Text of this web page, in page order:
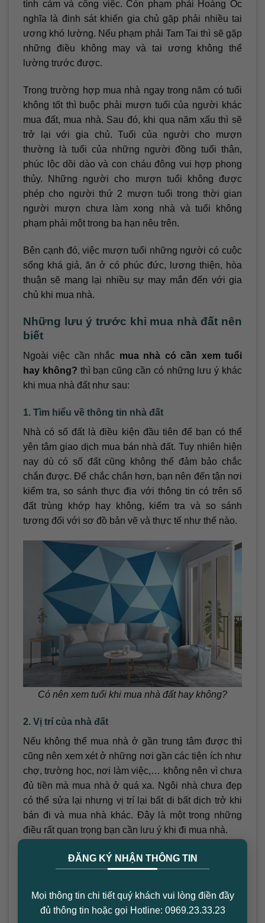
ĐĂNG KÝ NHẬN THÔNG TIN
Mọi thông tin chi tiết quý khách vui lòng điền đầy
đủ thông tin hoặc gọi Hotline: 0969.23.33.23
tình cảm và công việc. Còn phạm phải Hoàng Ốc
nghĩa là đinh sát khiến gia chủ gặp phải nhiều tai
ương khó lường. Nếu phạm phải Tam Tai thì sẽ gặp
những điều không may và tai ương không thể
lường trước được.
Trong trường hợp mua nhà ngay trong năm có tuổi
không tốt thì buộc phải mượn tuổi của người khác
mua đất, mua nhà. Sau đó, khi qua năm xấu thì sẽ
trở lại với gia chủ. Tuổi của người cho mượn
thường là tuổi của những người đồng tuổi thân,
phúc lộc dồi dào và con cháu đông vui hợp phong
thủy. Những người cho mượn tuổi không được
phép cho người thứ 2 mượn tuổi trong thời gian
người mượn chưa làm xong nhà và tuổi không
phạm phải một trong ba hạn nêu trên.
Bên cạnh đó, việc mượn tuổi những người có cuộc
sống khá giả, ăn ở có phúc đức, lương thiện, hòa
thuận sẽ mang lại nhiều sự may mắn đến với gia
chủ khi mua nhà.
Những lưu ý trước khi mua nhà đất nên
biết
Ngoài việc cần nhắc mua nhà có cần xem tuổi
hay không? thì bạn cũng cần có những lưu ý khác
khi mua nhà đất như sau:
1. Tìm hiểu về thông tin nhà đất
Nhà có số đất là điều kiện đầu tiên để bạn có thể
yên tâm giao dịch mua bán nhà đất. Tuy nhiên hiện
nay dù có số đất cũng không thể đảm bảo chắc
chắn được. Để chắc chắn hơn, bạn nên đến tận nơi
kiểm tra, so sánh thực địa với thông tin có trên số
đất trùng khớp hay không, kiểm tra và so sánh
tương đối với sơ đồ bản vẽ và thực tế như thế nào.
Có nên xem tuổi khi mua nhà đất hay không?
2. Vị trí của nhà đất
Nếu không thể mua nhà ở gần trung tâm được thì
cũng nên xem xét ở những nơi gần các tiện ích như
chợ, trường học, nơi làm việc,… không nên vì chưa
đủ tiền mà mua nhà ở quá xa. Ngôi nhà chưa đẹp
có thể sửa lại nhưng vị trí lại bất di bất dịch trở khi
bán đi và mua nhà khác. Đây là một trong những
điều rất quan trọng bạn cần lưu ý khi đi mua nhà.
3. Hàng xóm xung quanh
điểm, hướng nhà theo tuổi thì hàng xóm là một trong
những yếu tố quan trọng khác bạn cần phải lưu ý